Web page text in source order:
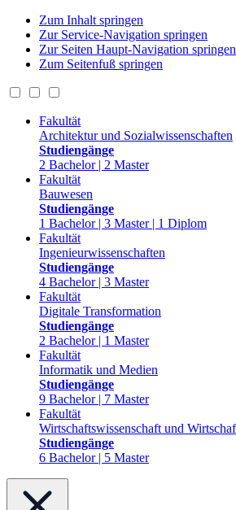
Zum Inhalt springen
Zur Service-Navigation springen
Zur Seiten Haupt-Navigation springen
Zum Seitenfuß springen
Fakultät
Architektur und Sozialwissenschaften
Studiengänge
2 Bachelor | 2 Master
Fakultät
Bauwesen
Studiengänge
1 Bachelor | 3 Master | 1 Diplom
Fakultät
Ingenieurwissenschaften
Studiengänge
4 Bachelor | 3 Master
Fakultät
Digitale Transformation
Studiengänge
2 Bachelor | 1 Master
Fakultät
Informatik und Medien
Studiengänge
9 Bachelor | 7 Master
Fakultät
Wirtschaftswissenschaft und
Studiengänge
6 Bachelor | 5 Master